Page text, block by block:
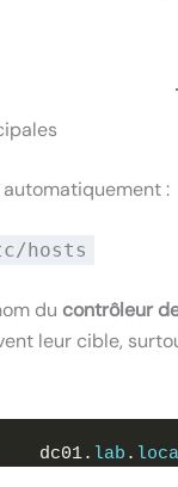
:
hosts
du contrôleur
leur cible,
dc01.
lab .